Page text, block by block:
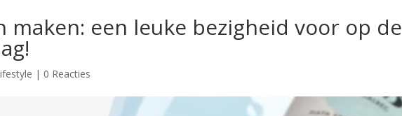
een leuke bezigheid voor op de
| 0 Reacties